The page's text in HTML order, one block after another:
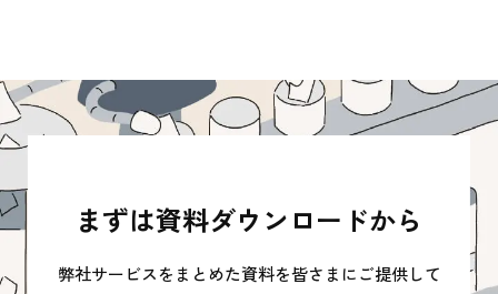
まずは資料ダウンロードから
弊社サービスをまとめた資料を皆さまにご提供して